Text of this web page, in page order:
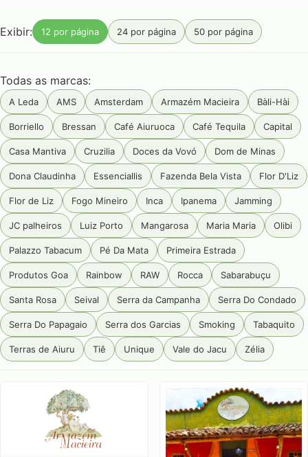
Exibir: 12 por página 24 por página 50 por página
Todas as marcas:
A Leda AMS Amsterdam Armazém Macieira Bàli-Hài
Borriello Bressan Café Aiuruoca Café Tequila Capital
Casa Mantiva Cruzilia Doces da Vovó Dom de Minas
Dona Claudinha Essenciallis Fazenda Bela Vista Flor D'Liz
Flor de Liz Fogo Mineiro Inca Ipanema Jamming
JC palheiros Luiz Porto Mangarosa Maria Maria Olibi
Palazzo Tabacum Pé Da Mata Primeira Estrada
Produtos Goa Rainbow RAW Rocca Sabarabuçu
Santa Rosa Seival Serra da Campanha Serra Do Condado
Serra Do Papagaio Serra dos Garcias Smoking Tabaquito
Terras de Aiuru Tiê Unique Vale do Jacu Zélia